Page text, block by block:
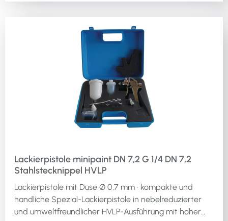
Lackierpistole minipaint DN 7,2 G 1/4 DN 7,2
Stahlstecknippel HVLP
Lackierpistole mit Düse Ø 0,7 mm · kompakte und
handliche Spezial-Lackierpistole in nebelreduzierter
und umweltfreundlicher HVLP-Ausführung mit hoher